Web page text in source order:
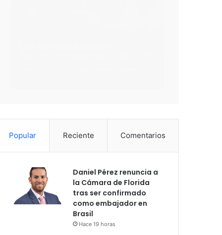
Popular Reciente Comentarios
Daniel Pérez renuncia a
la Cámara de Florida
tras ser confirmado
como embajador en
Brasil
Hace 19 horas